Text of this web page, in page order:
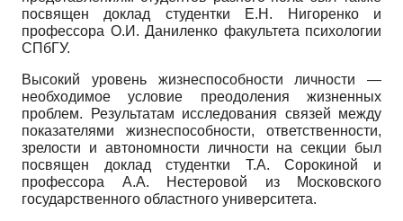
посвящен доклад студентки Е.Н. Нигоренко и
профессора О.И. Даниленко факультета психологии
СПбГУ.
Высокий уровень жизнеспособности личности —
необходимое условие преодоления жизненных
проблем. Результатам исследования связей между
показателями жизнеспособности, ответственности,
зрелости и автономности личности на секции был
посвящен доклад студентки Т.А. Сорокиной и
профессора А.А. Нестеровой из Московского
государственного областного университета.